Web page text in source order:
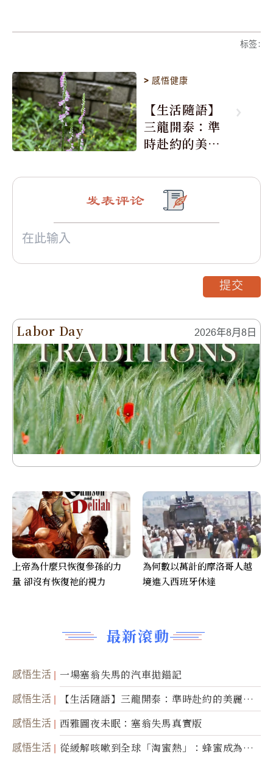
标签:
> 感悟健康
【生活隨語】
三龍開泰：準
時赴約的美麗
Labor Day 2026年8月8日
最新滾動
感悟生活 一場塞翁失馬的汽車拋錨記
感悟生活
【生活隨語】三龍開泰：準時赴約的美麗震
撼
感悟生活 西雅圖夜未眠：塞翁失馬真實版
感悟生活
從緩解咳嗽到全球「淘蜜熱」：蜂蜜成為健
发表评论
提交
上帝為什麼只恢復參孫的力
量 卻沒有恢復祂的視力
為何數以萬計的摩洛哥人越
境進入西班牙休達